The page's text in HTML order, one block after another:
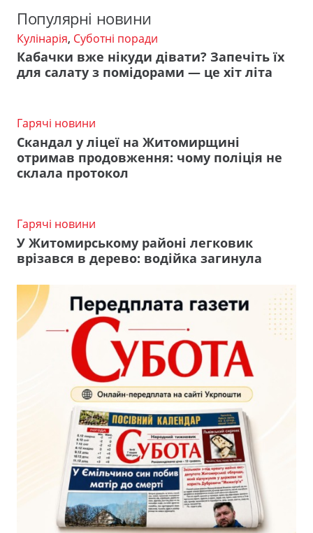
Популярні новини
Кулінарія, Суботні поради
Кабачки вже нікуди дівати? Запечіть їх
для салату з помідорами — це хіт літа
Гарячі новини
Скандал у ліцеї на Житомирщині
отримав продовження: чому поліція не
склала протокол
Гарячі новини
У Житомирському районі легковик
врізався в дерево: водійка загинула